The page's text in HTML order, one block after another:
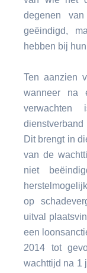
degenen
geëindigd,
hebben bij
Ten aanzien
wanneer na
Dit brengt in
van de
niet
op
uitval
een
2014 tot
wachttijd na 1